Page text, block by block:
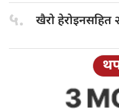
५. खैरो हेरोइनसहित